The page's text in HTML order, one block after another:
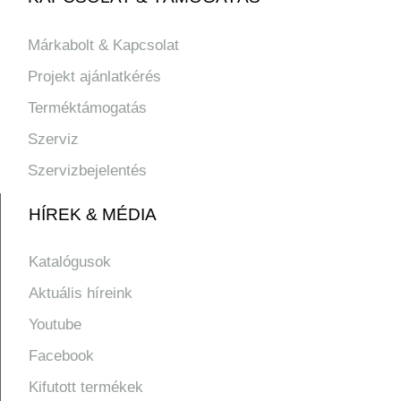
Márkabolt & Kapcsolat
Projekt ajánlatkérés
Terméktámogatás
Szerviz
Szervizbejelentés
HÍREK & MÉDIA
Katalógusok
Aktuális híreink
Youtube
Facebook
Kifutott termékek